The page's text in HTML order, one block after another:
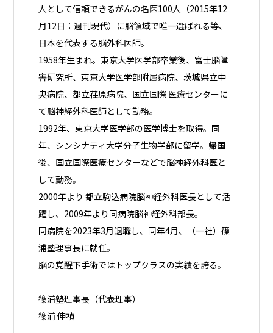
人として信頼できるがんの名医100人（2015年12
月12日：週刊現代）に脳領域で唯一選ばれる等、
日本を代表する脳外科医師。
1958年生まれ。東京大学医学部卒業後、富士脳障
害研究所、東京大学医学部附属病院、茨城県立中
央病院、都立荏原病院、国立国際 医療センターに
て脳神経外科医師として勤務。
1992年、東京大学医学部の医学博士を取得。同
年、シンシナティ大学分子生物学部に留学。帰国
後、国立国際医療センターなどで脳神経外科医と
して勤務。
2000年より 都立駒込病院脳神経外科医長として活
躍し、2009年より同病院脳神経外科部長。
同病院を2023年3月退職し、同年4月、（一社）篠
浦塾理事長に就任。
脳の覚醒下手術ではトップクラスの実績を誇る。
篠浦塾理事長（代表理事）
篠浦 伸禎